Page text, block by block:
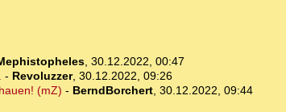
, 30.12.2022, 00:47
- Revoluzzer, 30.12.2022, 09:26
(mZ) - BerndBorchert, 30.12.2022, 09:44